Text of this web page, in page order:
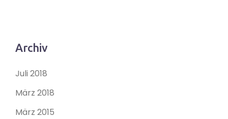
Archiv
Juli 2018
März 2018
März 2015